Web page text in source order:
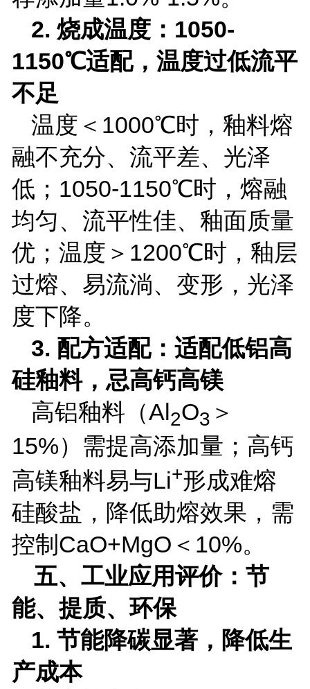
2.烧成温度： 1050-
1150℃适配，温度过低流平
不足
温度＜ 1000℃时，釉料熔
融不充分、流平差、光泽
低； 1050-1150℃时，熔融
均匀、流平性佳、釉面质量
优；温度＞ 1200℃时，釉层
过熔、易流淌、变形，光泽
度下降。
3. 配方适配：适配低铝高
硅釉料，忌高钙高镁
高铝釉料（Al 2O3 ＞
15%）需提高添加量；高钙
高镁釉料易与Li+形成难熔
硅酸盐，降低助熔效果，需
控制 CaO+MgO ＜ 10%。
五、工业应用评价：节
能、提质、环保
1.节能降碳显著，降低生
产成本